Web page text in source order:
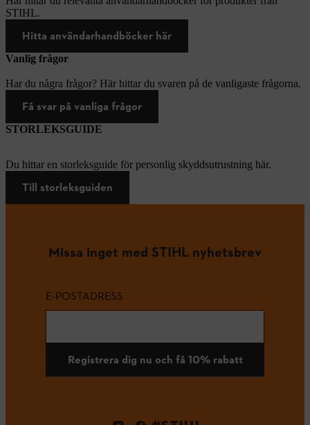
STIHL.
Hitta användarhandböcker här
Vanlig frågor
Har du några frågor? Här hittar du svaren på de vanligaste frågorna.
Få svar på vanliga frågor
STORLEKSGUIDE
Du hittar en storleksguide för personlig skyddsutrustning här.
Till storleksguiden
Missa inget med STIHL nyhetsbrev
E-POSTADRESS
Registrera dig nu och få 10% rabatt